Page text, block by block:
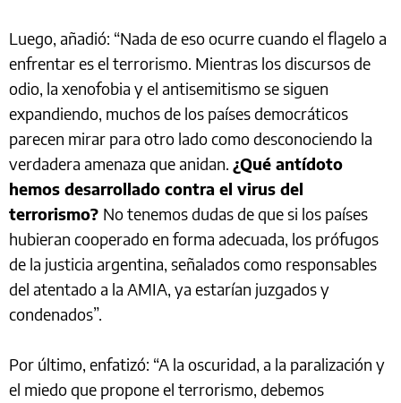
Luego, añadió: “Nada de eso ocurre cuando el flagelo a
enfrentar es el terrorismo. Mientras los discursos de
odio, la xenofobia y el antisemitismo se siguen
expandiendo, muchos de los países democráticos
parecen mirar para otro lado como desconociendo la
verdadera amenaza que anidan. ¿Qué antídoto
hemos desarrollado contra el virus del
terrorismo? No tenemos dudas de que si los países
hubieran cooperado en forma adecuada, los prófugos
de la justicia argentina, señalados como responsables
del atentado a la AMIA, ya estarían juzgados y
condenados”.
Por último, enfatizó: “A la oscuridad, a la paralización y
el miedo que propone el terrorismo, debemos